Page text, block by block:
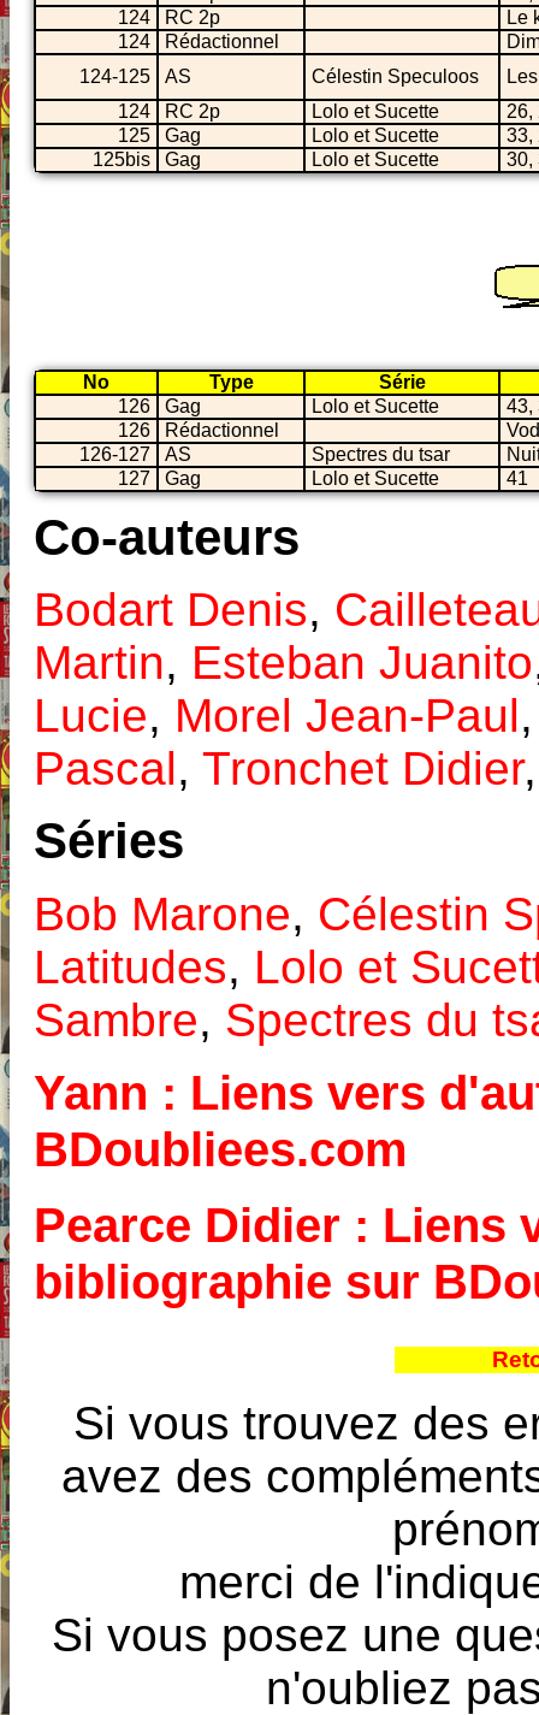
124
RC 2p
Le
124
Rédactionnel
124-125
AS Célestin Speculoos
124
RC 2p Lolo et Sucette
26,
125
Gag Lolo et Sucette
33,
125bis
Gag Lolo et Sucette 30,
No Type
Série
126
Gag Lolo et Sucette
43,
126
Rédactionnel
126-127
AS Spectres du tsar
127
Gag Lolo et Sucette 41
Co-auteurs
Bodart Denis,
Martin, Esteban Juanito
Lucie, Morel Jean-Paul
Pascal, Tronchet Didier
Séries
Bob Marone, Célestin
Latitudes, Lolo et
Sambre, Spectres du
Yann : Liens vers
BDoubliees.com
Pearce Didier : Liens
bibliographie sur
Si vous trouvez des
avez des
merci de
Si vous posez une
n'oubliez